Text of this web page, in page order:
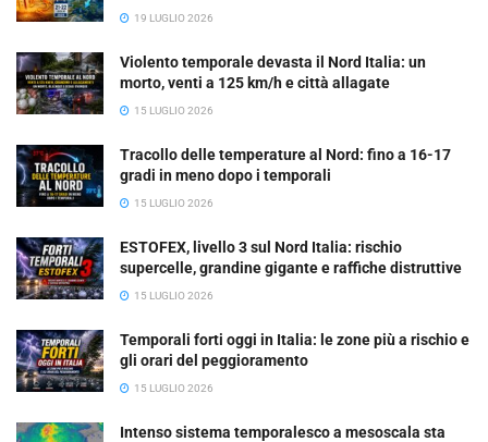
19 LUGLIO 2026
Violento temporale devasta il Nord Italia: un
morto, venti a 125 km/h e città allagate
15 LUGLIO 2026
Tracollo delle temperature al Nord: fino a 16-17
gradi in meno dopo i temporali
15 LUGLIO 2026
ESTOFEX, livello 3 sul Nord Italia: rischio
supercelle, grandine gigante e raffiche distruttive
15 LUGLIO 2026
Temporali forti oggi in Italia: le zone più a rischio e
gli orari del peggioramento
15 LUGLIO 2026
Intenso sistema temporalesco a mesoscala sta